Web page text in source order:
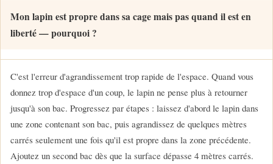
Mon lapin est propre dans sa cage mais pas quand il est en
liberté — pourquoi ?
C'est l'erreur d'agrandissement trop rapide de l'espace. Quand vous
donnez trop d'espace d'un coup, le lapin ne pense plus à retourner
jusqu'à son bac. Progressez par étapes : laissez d'abord le lapin dans
une zone contenant son bac, puis agrandissez de quelques mètres
carrés seulement une fois qu'il est propre dans la zone précédente.
Ajoutez un second bac dès que la surface dépasse 4 mètres carrés.